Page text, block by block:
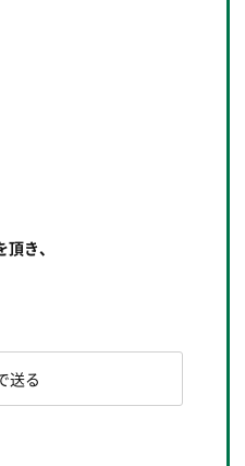
き、
送る